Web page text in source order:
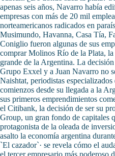
apenas seis años, Navarro había
empresas con más de 20 mil
norteamericanos radicados en
Musimundo, Havanna, Casa Tía,
Coniglio fueron algunas de sus
comprar Molinos Río de la Plata,
grande de la Argentina. La
Grupo Exxel y a Juan Navarro no
Naishtat, periodistas
comienzos desde su llegada a la
sus primeros emprendimientos
el Citibank, la decisión de ser su
Group, un gran fondo de capitales
protagonista de la oleada de
asalto la economía argentina
`El cazador`· se revela cómo el